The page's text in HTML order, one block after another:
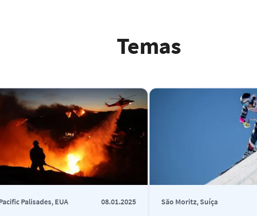
Temas
Palisades, EUA 08.01.2025 São Moritz, Suíça